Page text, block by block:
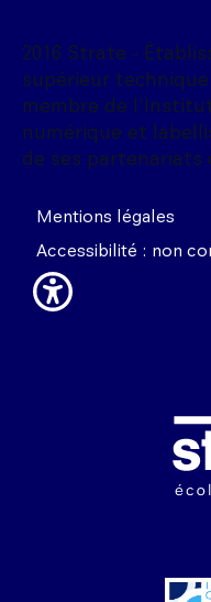
2016 Strate -
supérieur
membre de
numérique et
de ses partenariats
Mentions légales
Accessibilité : non